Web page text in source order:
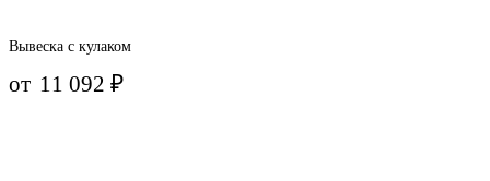
Вывеска с кулаком
от 11 092₽